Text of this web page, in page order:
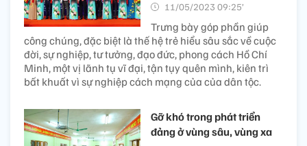
11/05/2023 09:25’
Trưng bày góp phần giúp
công chúng, đặc biệt là thế hệ trẻ hiểu sâu sắc về cuộc
đời, sự nghiệp, tư tưởng, đạo đức, phong cách Hồ Chí
Minh, một vị lãnh tụ vĩ đại, tận tụy quên mình, kiên trì
bất khuất vì sự nghiệp cách mạng của của dân tộc.
Gỡ khó trong phát triển
đảng ở vùng sâu, vùng xa